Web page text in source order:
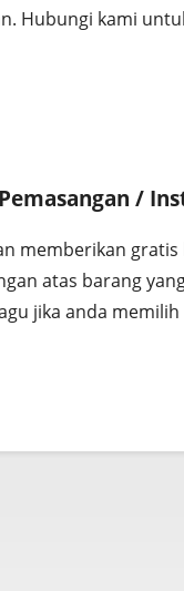
Hubungi kami
/
memberikan gratis
atas barang
jika anda